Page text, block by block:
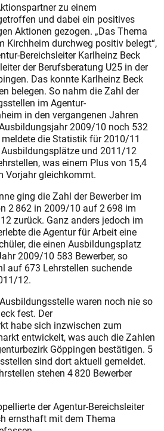
zu einem
und dabei ein positives
Aktionen gezogen. „Das Thema
Kirchheim durchweg positiv belegt“,
Bereichsleiter Karlheinz Beck
der Berufsberatung U25 in der
Das konnte Karlheinz Beck
belegen. So nahm die Zahl der
im Agentur-
in den vergangenen Jahren
2009/10 noch 532
die Statistik für 2010/11
und 2011/12
was einem Plus von 15,4
Vorjahr gleichkommt.
ging die Zahl der Bewerber im
2 862 in 2009/10 auf 2 698 im
zurück. Ganz anders jedoch im
die Agentur für Arbeit eine
die einen Ausbildungsplatz
2009/10 583 Bewerber, so
auf 673 Lehrstellen suchende
12.
waren noch nie so
fest. Der
habe sich inzwischen zum
entwickelt, was auch die Zahlen
Göppingen bestätigen. 5
sind dort aktuell gemeldet.
stehen 4 820 Bewerber
der Agentur-Bereichsleiter
ernsthaft mit dem Thema